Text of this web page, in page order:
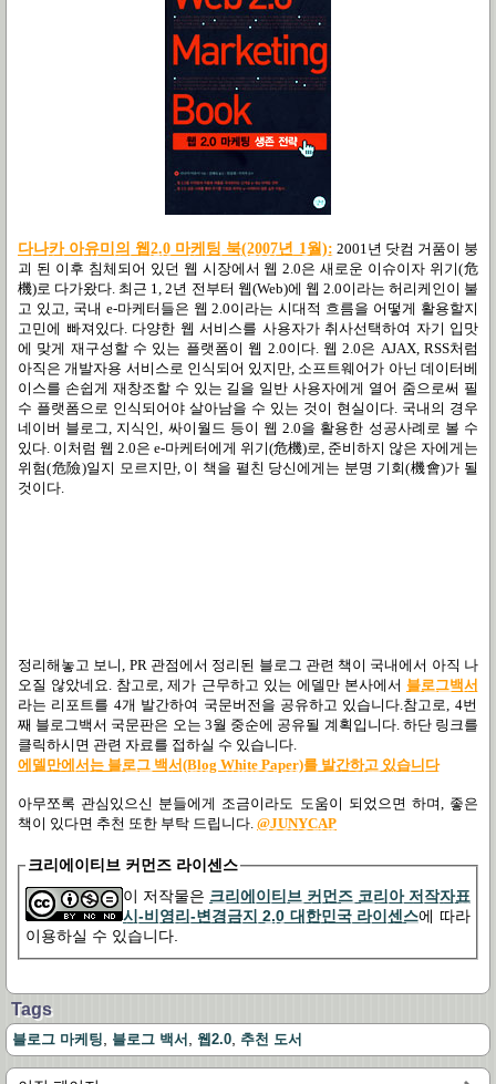
다나카 아유미의 웹2.0 마케팅 북(2007년 1월): 2001년 닷컴 거품이 붕
괴 된 이후 침체되어 있던 웹 시장에서 웹 2.0은 새로운 이슈이자 위기(危
機)로 다가왔다. 최근 1, 2년 전부터 웹(Web)에 웹 2.0이라는 허리케인이 불
고 있고, 국내 e-마케터들은 웹 2.0이라는 시대적 흐름을 어떻게 활용할지
고민에 빠져있다. 다양한 웹 서비스를 사용자가 취사선택하여 자기 입맛
에 맞게 재구성할 수 있는 플랫폼이 웹 2.0이다. 웹 2.0은 AJAX, RSS처럼
아직은 개발자용 서비스로 인식되어 있지만, 소프트웨어가 아닌 데이터베
이스를 손쉽게 재창조할 수 있는 길을 일반 사용자에게 열어 줌으로써 필
수 플랫폼으로 인식되어야 살아남을 수 있는 것이 현실이다. 국내의 경우
네이버 블로그, 지식인, 싸이월드 등이 웹 2.0을 활용한 성공사례로 볼 수
있다. 이처럼 웹 2.0은 e-마케터에게 위기(危機)로, 준비하지 않은 자에게는
위험(危險)일지 모르지만, 이 책을 펼친 당신에게는 분명 기회(機會)가 될
것이다.
정리해놓고 보니, PR 관점에서 정리된 블로그 관련 책이 국내에서 아직 나
오질 않았네요. 참고로, 제가 근무하고 있는 에델만 본사에서 블로그백서
라는 리포트를 4개 발간하여 국문버전을 공유하고 있습니다.참고로, 4번
째 블로그백서 국문판은 오는 3월 중순에 공유될 계획입니다. 하단 링크를
클릭하시면 관련 자료를 접하실 수 있습니다.
에델만에서는 블로그 백서(Blog White Paper)를 발간하고 있습니다
아무쪼록 관심있으신 분들에게 조금이라도 도움이 되었으면 하며, 좋은
책이 있다면 추천 또한 부탁 드립니다. @JUNYCAP
크리에이티브 커먼즈 라이센스
이 저작물은 크리에이티브 커먼즈 코리아 저작자표
시-비영리-변경금지 2.0 대한민국 라이센스에 따라
이용하실 수 있습니다.
Tags
블로그 마케팅 블로그 백서 웹2.0 추천 도서